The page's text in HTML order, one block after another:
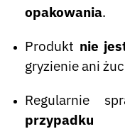
opakowania.
Produkt nie
gryzienie ani
Regularnie
przypadku